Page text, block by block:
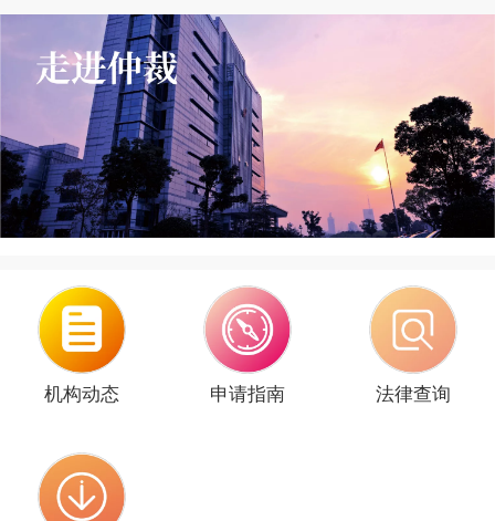
机构动态 申请指南 法律查询